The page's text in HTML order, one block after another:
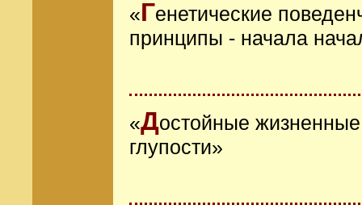
«Генетические
принципы - начала
«Достойные
глупости»